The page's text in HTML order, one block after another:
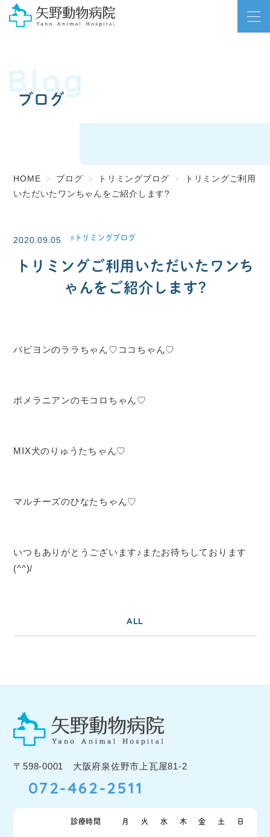
ブログ
Blog
HOME ブログ トリミングブログ
トリミングご利用
いただいたワンちゃんをご紹介します?
2020.09.05 トリミングブログ
トリミングご利用いただいたワンち
ゃんをご紹介します?
パピヨンのララちゃん♡ココちゃん♡
ポメラニアンのモコロちゃん♡
MIX犬のりゅうたちゃん♡
マルチーズのひなたちゃん♡
いつもありがとうございます♪またお待ちしております
(^^)/
ALL
〒598-0001 大阪府泉佐野市上瓦屋81-2
072-462-2511
診療時間 月 火 水 木 金 土 日